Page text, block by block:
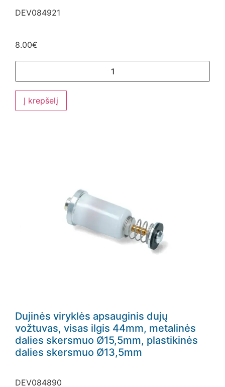
DEV084921
8.00€
Į krepšelį
Dujinės viryklės apsauginis dujų
vožtuvas, visas ilgis 44mm, metalinės
dalies skersmuo Ø15,5mm, plastikinės
dalies skersmuo Ø13,5mm
DEV084890